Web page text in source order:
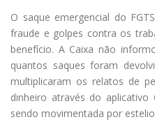
O saque emergencial do
fraude e golpes contra os
benefício. A Caixa não
quantos saques foram
multiplicaram os relatos de
dinheiro através do
sendo movimentada por